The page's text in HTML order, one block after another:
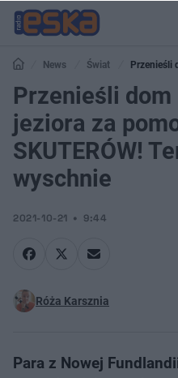
News Świat
Przenieśli
SKUTERÓW! Teraz czekają aż wyschnie
Przenieśli
jeziora za
SKUTERÓW!
wyschnie
2021-10-21 9:44
Róża Karsznia
Para z Nowej